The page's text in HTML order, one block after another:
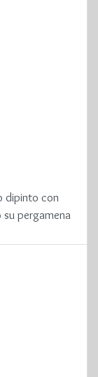
dipinto con
pergamena